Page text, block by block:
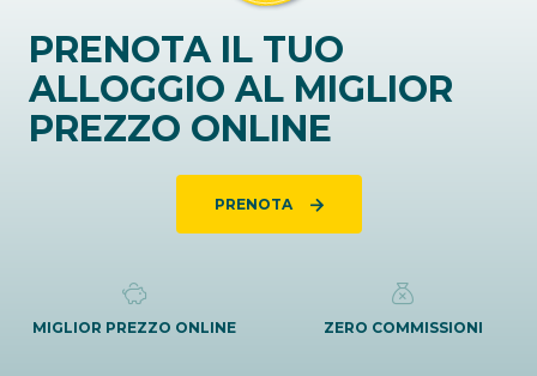
PRENOTA IL TUO
ALLOGGIO AL MIGLIOR
PREZZO ONLINE
PRENOTA
MIGLIOR PREZZO ONLINE ZERO COMMISSIONI